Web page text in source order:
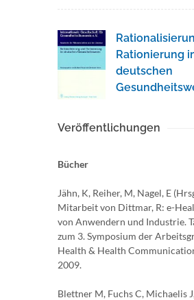
Rationierung
deutschen
Veröffentlichungen
Bücher
Jähn, K, Reiher, M, Nagel, E
Mitarbeit von Dittmar, R: e-
von Anwendern und Industrie.
zum 3. Symposium der
Health & Health
2009.
Blettner M, Fuchs C, Michaelis